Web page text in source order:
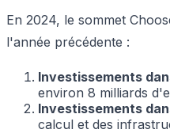
En 2024, le sommet
l'année précédente :
Investissements
environ 8 milliards
Investissements
calcul et des